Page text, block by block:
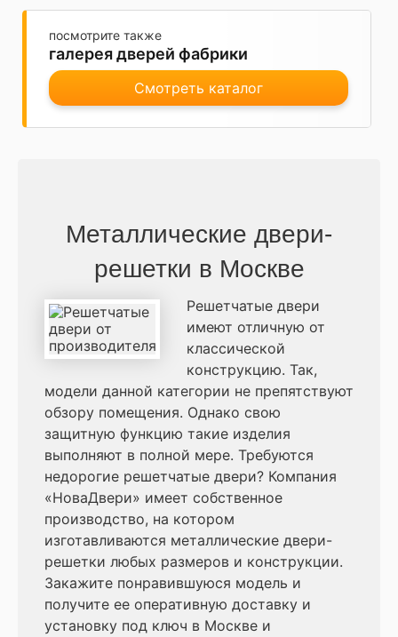
посмотрите также
галерея дверей фабрики
Смотреть каталог
Металлические двери-
решетки в Москве
Решетчатые двери
имеют отличную от
классической
конструкцию. Так,
модели данной категории не препятствуют
обзору помещения. Однако свою
защитную функцию такие изделия
выполняют в полной мере. Требуются
недорогие решетчатые двери? Компания
«НоваДвери» имеет собственное
производство, на котором
изготавливаются металлические двери-
решетки любых размеров и конструкции.
Закажите понравившуюся модель и
получите ее оперативную доставку и
установку под ключ в Москве и